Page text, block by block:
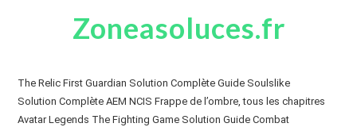
Zoneasoluces.fr
The Relic First Guardian Solution Complète Guide Soulslike
Solution Complète AEM NCIS Frappe de l’ombre, tous les chapitres
Avatar Legends The Fighting Game Solution Guide Combat